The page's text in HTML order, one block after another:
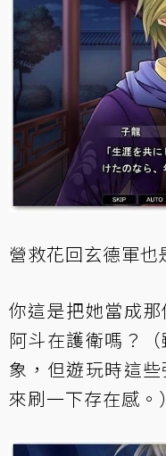
營救花回玄德軍也
你這是把她當成
阿斗在護衛嗎？
象，但遊玩時這
來刷一下存在感。）